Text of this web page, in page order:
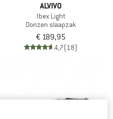
ALVIVO
Ibex Light
Donzen slaapzak
€ 189,95
4,7(18)